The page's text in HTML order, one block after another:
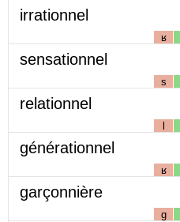
irrationnel
ʁ
sensationnel
s
relationnel
l
générationnel
ʁ
garçonnière
g